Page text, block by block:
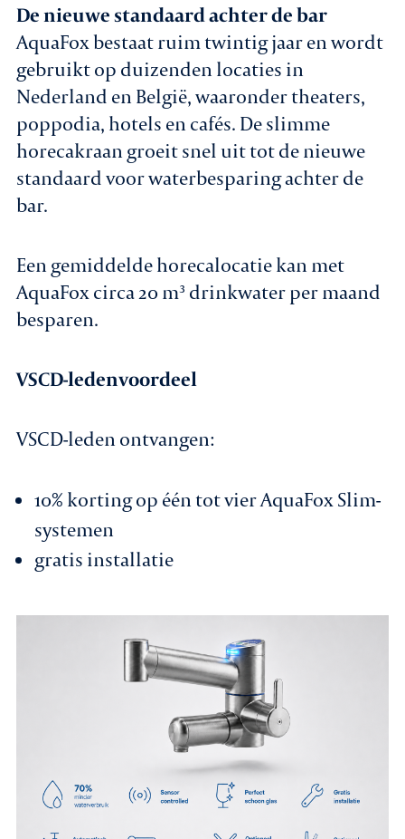
De nieuwe standaard achter de bar
AquaFox bestaat ruim twintig jaar en wordt
gebruikt op duizenden locaties in
Nederland en België, waaronder theaters,
poppodia, hotels en cafés. De slimme
horecakraan groeit snel uit tot de nieuwe
standaard voor waterbesparing achter de
bar.
Een gemiddelde horecalocatie kan met
AquaFox circa 20 m³ drinkwater per maand
besparen.
VSCD-ledenvoordeel
VSCD-leden ontvangen:
10% korting op één tot vier AquaFox Slim-
systemen
gratis installatie